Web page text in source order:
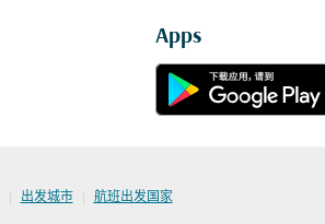
Apps
| 出发城市 | 航班出发国家